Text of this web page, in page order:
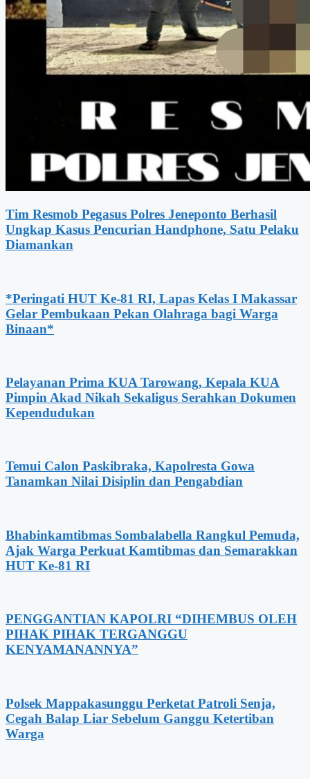
Tim Resmob Pegasus Polres Jeneponto Berhasil
Ungkap Kasus Pencurian Handphone, Satu Pelaku
Diamankan
*Peringati HUT Ke-81 RI, Lapas Kelas I Makassar
Gelar Pembukaan Pekan Olahraga bagi Warga
Binaan*
Pelayanan Prima KUA Tarowang, Kepala KUA
Pimpin Akad Nikah Sekaligus Serahkan Dokumen
Kependudukan
Temui Calon Paskibraka, Kapolresta Gowa
Tanamkan Nilai Disiplin dan Pengabdian
Bhabinkamtibmas Sombalabella Rangkul Pemuda,
Ajak Warga Perkuat Kamtibmas dan Semarakkan
HUT Ke-81 RI
PENGGANTIAN KAPOLRI “DIHEMBUS OLEH
PIHAK PIHAK TERGANGGU
KENYAMANANNYA”
Polsek Mappakasunggu Perketat Patroli Senja,
Cegah Balap Liar Sebelum Ganggu Ketertiban
Warga